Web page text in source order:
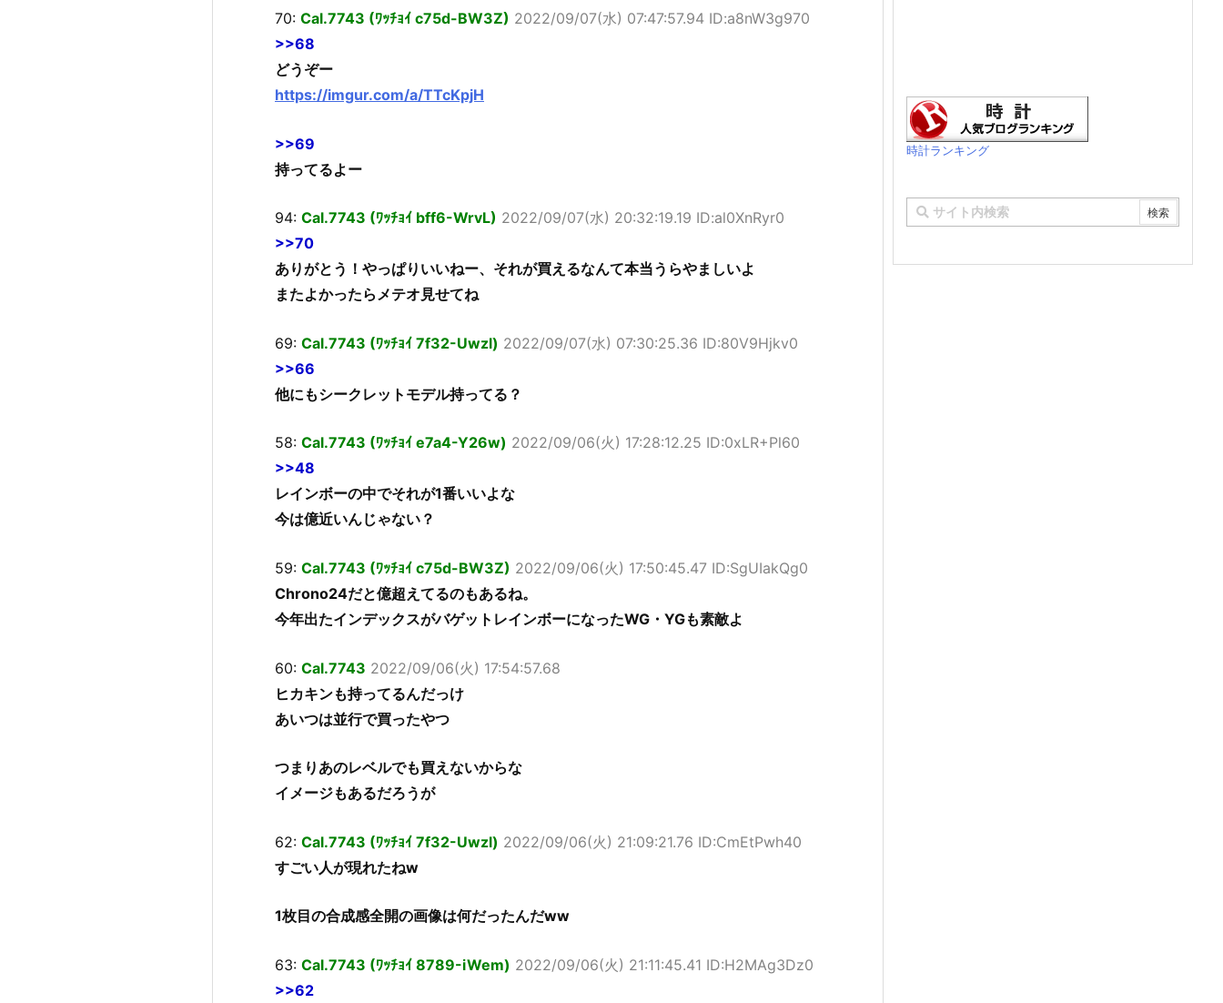
70: Cal.7743 (ﾜｯﾁｮｲ c75d-BW3Z) 2022/09/07(水) 07:47:57.94 ID:a8nW3g970
>>68
どうぞー
https://imgur.com/a/TTcKpjH
>>69
持ってるよー
94: Cal.7743 (ﾜｯﾁｮｲ bff6-WrvL) 2022/09/07(水) 20:32:19.19 ID:al0XnRyr0
>>70
ありがとう！やっぱりいいねー、それが買えるなんて本当うらやましいよ
またよかったらメテオ見せてね
69: Cal.7743 (ﾜｯﾁｮｲ 7f32-Uwzl) 2022/09/07(水) 07:30:25.36 ID:80V9Hjkv0
>>66
他にもシークレットモデル持ってる？
58: Cal.7743 (ﾜｯﾁｮｲ e7a4-Y26w) 2022/09/06(火) 17:28:12.25 ID:0xLR+Pl60
>>48
レインボーの中でそれが1番いいよな
今は億近いんじゃない？
59: Cal.7743 (ﾜｯﾁｮｲ c75d-BW3Z) 2022/09/06(火) 17:50:45.47 ID:SgUIakQg0
Chrono24だと億超えてるのもあるね。
今年出たインデックスがバゲットレインボーになったWG・YGも素敵よ
60: Cal.7743 2022/09/06(火) 17:54:57.68
ヒカキンも持ってるんだっけ
あいつは並行で買ったやつ
つまりあのレベルでも買えないからな
イメージもあるだろうが
62: Cal.7743 (ﾜｯﾁｮｲ 7f32-Uwzl) 2022/09/06(火) 21:09:21.76 ID:CmEtPwh40
すごい人が現れたねw
1枚目の合成感全開の画像は何だったんだww
63: Cal.7743 (ﾜｯﾁｮｲ 8789-iWem) 2022/09/06(火) 21:11:45.41 ID:H2MAg3Dz0
>>62
時計ランキング